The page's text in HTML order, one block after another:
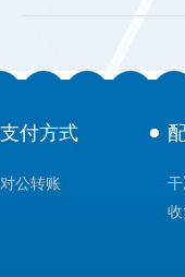
支付方式
对公转账